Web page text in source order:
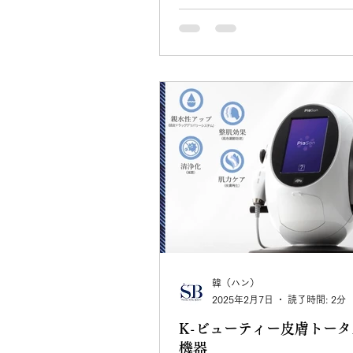
K-ビューティー皮膚トー
機器
韓（ハン）
2025年2月7日
読了時間: 2分